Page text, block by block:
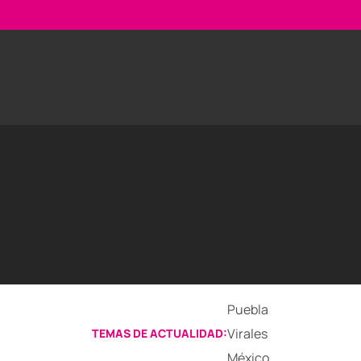
TEMAS DE ACTUALIDAD:
Puebla
Virales
México